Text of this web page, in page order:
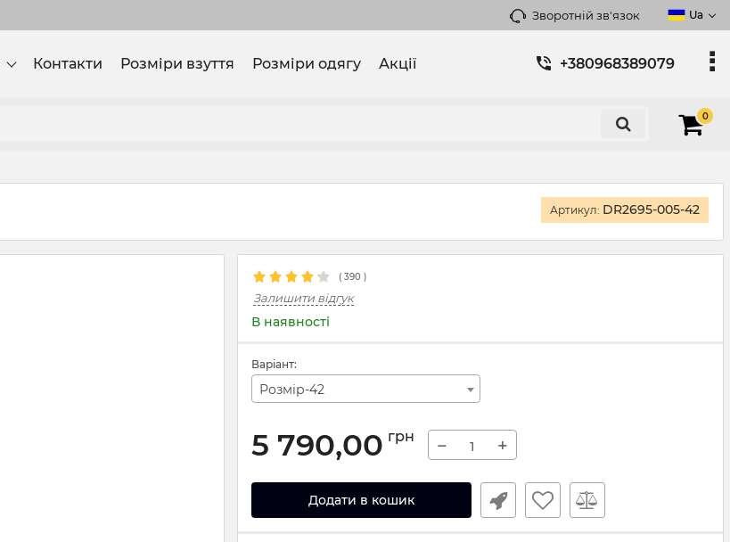
Зворотній зв'язок Ua
Контакти Розміри взуття Розміри одягу Акції +380968389079
0
Артикул: DR2695-005-42
( 390 )
Залишити відгук
В наявності
Варіант:
Розмір-42
5 790,00 грн − +
Додати в кошик